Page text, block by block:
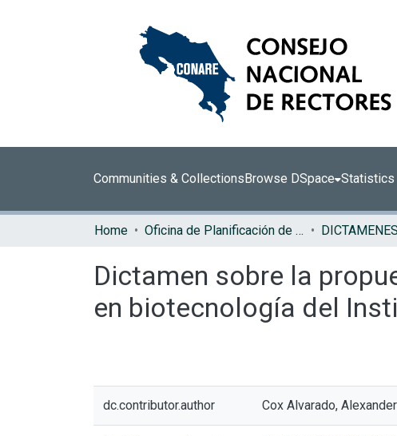
Communities & CollectionsBrowse DSpace Statistics
Home Oficina de Planificación de la Educación Superior (OPES)
Dictamen sobre la
en biotecnología del
dc.contributor.author Cox Alvarado, Alexander